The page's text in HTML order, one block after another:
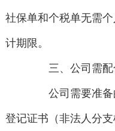
社保单和个税单无需
计期限。
三、公司需配
公司需要准备
登记证书（非法人分